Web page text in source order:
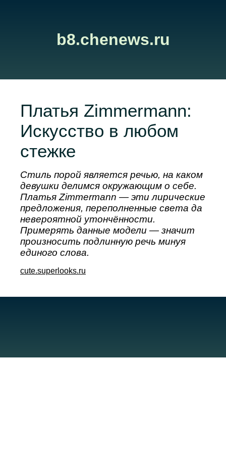
b8.chenews.ru
Платья Zimmermann:
Искусство в любом
стежке
Стиль порой является речью, на каком
девушки делимся окружающим о себе.
Платья Zimmermann — эти лирические
предложения, переполненные света да
невероятной утончённости.
Примерять данные модели — значит
произносить подлинную речь минуя
единого слова.
cute.superlooks.ru